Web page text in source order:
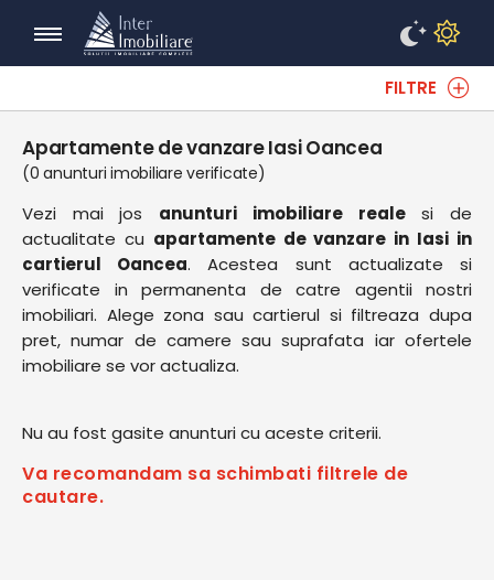
FILTRE
Apartamente de vanzare Iasi Oancea
(0 anunturi imobiliare verificate)
Vezi mai jos anunturi imobiliare realesi de
actualitate cu apartamente de vanzare in Iasi in
cartierul Oancea. Acestea sunt actualizate si
verificate in permanenta de catre agentii nostri
imobiliari. Alege zona sau cartierul si filtreaza dupa
pret, numar de camere sau suprafata iar ofertele
imobiliare se vor actualiza.
Nu au fost gasite anunturi cu aceste criterii.
Va recomandam sa schimbati filtrele de
cautare.